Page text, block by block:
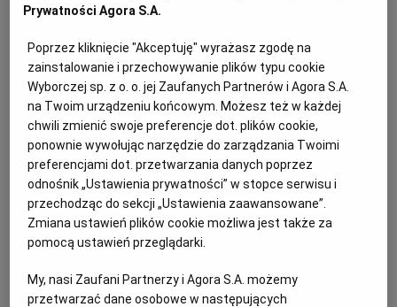
(W) "Nie oto chodzi, żeby wygrać, ale żeby grać" - tak wyglądało
literami na białym tle. Chodzi nie tylko o to, żeby
Dyplomatyczna choroba wiceadmirała
(P) Rzecznik prasowy rządu Andrzej Zarębski nie chciał we
wtorek odpowiedzieć na pytanie grupy dziennikarzy, czy wobec
ministra Piotra Kołodziejczyka zastana wyciągnięte
konsekwencje za jego ostatnia wypowiedź na temat
ewentualnego cywilnego ministra obrony narodowej w przyszłym
rządzie.
STUDIUM WOJSKOWE ZAWIESZONE
studentów zostaje zawieszone od 1 października do końca roku
Prywatności Agora S.A.
Poprzez kliknięcie "Akceptuję" wyrażasz zgodę na
zainstalowanie i przechowywanie plików typu cookie
Wyborczej sp. z o. o. jej Zaufanych Partnerów i Agora S.A.
na Twoim urządzeniu końcowym. Możesz też w każdej
chwili zmienić swoje preferencje dot. plików cookie,
ponownie wywołując narzędzie do zarządzania Twoimi
preferencjami dot. przetwarzania danych poprzez
odnośnik „Ustawienia prywatności” w stopce serwisu i
przechodząc do sekcji „Ustawienia zaawansowane”.
Zmiana ustawień plików cookie możliwa jest także za
pomocą ustawień przeglądarki.
My, nasi Zaufani Partnerzy i Agora S.A. możemy
przetwarzać dane osobowe w następujących